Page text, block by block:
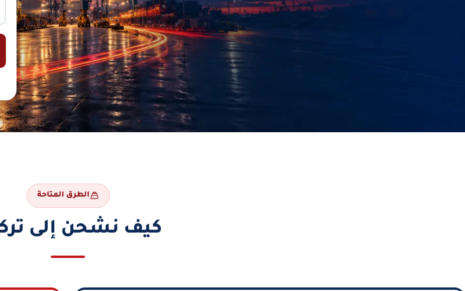
الطرق المتاحة
كيف نشحن إلى